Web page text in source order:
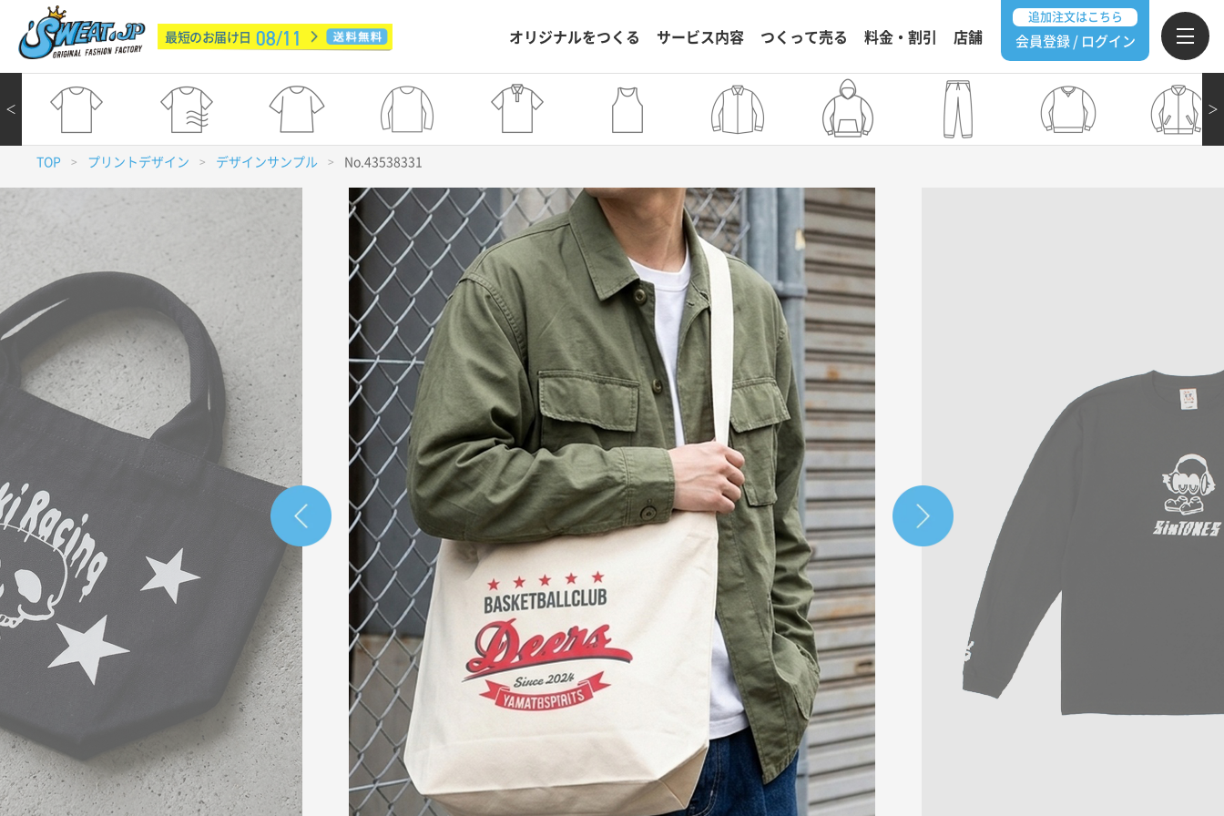
最短のお届け日 08/11 オリジナルをつくる サービス内容 つくって売る 料金・割引 店舗
追加注文はこちら
会員登録 / ログイン
＞
＜
TOP > プリントデザイン > デザインサンプル > No.43538331